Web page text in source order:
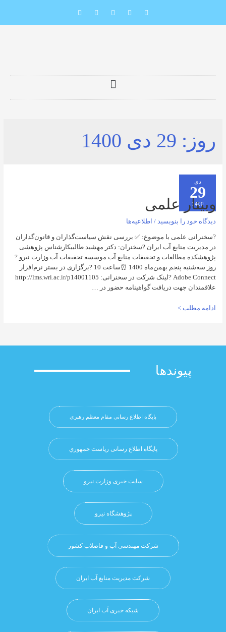
29 دی 1400
علمی
بنویسید /اطلاعیه‌ها
با موضوع: ✅ بررسی نقش سیاست‌گذاران و قانون‌گذاران
آب ایران ?سخنران: دکتر مهشید طالبیکارشناس پژوهشی
و تحقیقات منابع آب موسسه تحقیقات آب وزارت نیرو ?
روز سه‌شنبه پنجم بهمن‌ماه 1400 ⏰ساعت 10 ?برگزاری در بستر نرم‌افزار
Adobe Connect ?لینک شرکت در سخنرانی: http://lms.wri.ac.ir/p14001105
جهت دریافت گواهینامه حضور در …
پایگاه اطلاع رسانی مقام معظم رهبری
پایگاه اطلاع رسانی ریاست جمهوري
سایت خبری وزارت نیرو
پژوهشگاه نيرو
شرکت مهندسی آب و فاضلاب کشور
شرکت مدیریت منابع آب ایران
شبکه خبری آب ایران